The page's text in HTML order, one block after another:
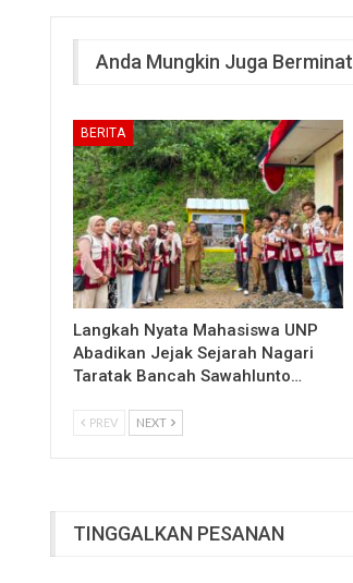
Anda Mungkin Juga Berminat
BERITA
Langkah Nyata Mahasiswa UNP
Abadikan Jejak Sejarah Nagari
Taratak Bancah Sawahlunto…
PREV NEXT
TINGGALKAN PESANAN